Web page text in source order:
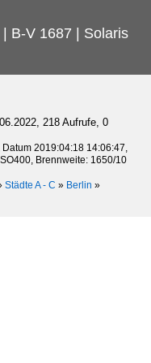
B-V 1687 | Solaris
218 Aufrufe, 0
, Datum 2019:04:18 14:06:47,
Brennweite: 1650/10
Städte A - C » Berlin »